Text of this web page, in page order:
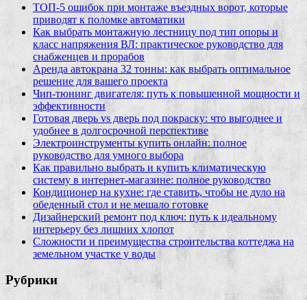
ТОП-5 ошибок при монтаже въездных ворот, которые
приводят к поломке автоматики
Как выбрать монтажную лестницу под тип опоры и
класс напряжения ВЛ: практическое руководство для
снабженцев и прорабов
Аренда автокрана 32 тонны: как выбрать оптимальное
решение для вашего проекта
Чип‑тюнинг двигателя: путь к повышенной мощности и
эффективности
Готовая дверь vs дверь под покраску: что выгоднее и
удобнее в долгосрочной перспективе
Электроинструменты купить онлайн: полное
руководство для умного выбора
Как правильно выбрать и купить климатическую
систему в интернет‑магазине: полное руководство
Кондиционер на кухне: где ставить, чтобы не дуло на
обеденный стол и не мешало готовке
Дизайнерский ремонт под ключ: путь к идеальному
интерьеру без лишних хлопот
Сложности и преимущества строительства коттеджа на
земельном участке у воды
Рубрики